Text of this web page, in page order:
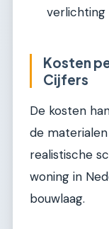
verlichting
Kosten
Cijfers
De kosten
de
realistische
woning in
bouwlaag.